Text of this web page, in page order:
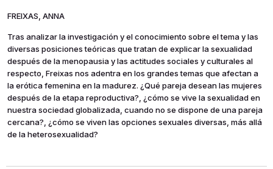
FREIXAS, ANNA
Tras analizar la investigación y el conocimiento sobre el tema y las
diversas posiciones teóricas que tratan de explicar la sexualidad
después de la menopausia y las actitudes sociales y culturales al
respecto, Freixas nos adentra en los grandes temas que afectan a
la erótica femenina en la madurez. ¿Qué pareja desean las mujeres
después de la etapa reproductiva?, ¿cómo se vive la sexualidad en
nuestra sociedad globalizada, cuando no se dispone de una pareja
cercana?, ¿cómo se viven las opciones sexuales diversas, más allá
de la heterosexualidad?